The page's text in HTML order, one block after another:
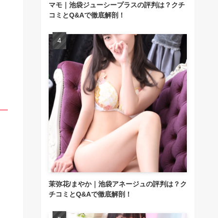
マモ｜池袋ジューシープラスの評判は？クチ
コミとQ&Aで徹底解剖！
茉弥花/まやか｜池袋アネージュの評判は？ク
チコミとQ&Aで徹底解剖！